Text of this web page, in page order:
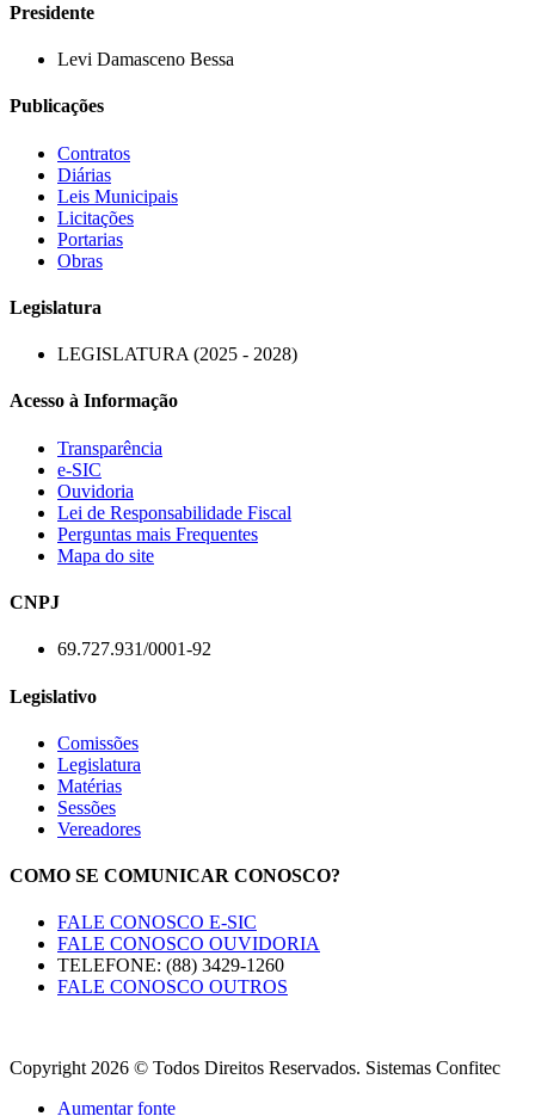
Presidente
Levi Damasceno Bessa
Publicações
Contratos
Diárias
Leis Municipais
Licitações
Portarias
Obras
Legislatura
LEGISLATURA (2025 - 2028)
Acesso à Informação
Transparência
e-SIC
Ouvidoria
Lei de Responsabilidade Fiscal
Perguntas mais Frequentes
Mapa do site
CNPJ
69.727.931/0001-92
Legislativo
Comissões
Legislatura
Matérias
Sessões
Vereadores
COMO SE COMUNICAR CONOSCO?
FALE CONOSCO E-SIC
FALE CONOSCO OUVIDORIA
TELEFONE: (88) 3429-1260
FALE CONOSCO OUTROS
Copyright 2026 © Todos Direitos Reservados. Sistemas Confitec
Aumentar fonte